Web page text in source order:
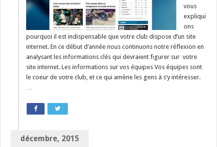
vous
expliqui
ons
pourquoi il est indispensable que votre club dispose d’un site
internet. En ce début d’année nous continuons notre réflexion en
analysant les informations clés qui devraient figurer sur votre
site internet. Les informations sur vos équipes Vos équipes sont
le coeur de votre club, et ce qui amène les gens à s’y intéresser.
…
décembre, 2015